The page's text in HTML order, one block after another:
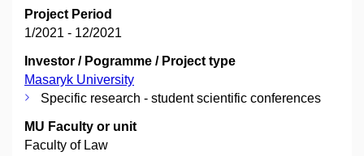
Project Period
1/2021 - 12/2021
Investor / Pogramme / Project type
Masaryk University
Specific research - student scientific conferences
MU Faculty or unit
Faculty of Law